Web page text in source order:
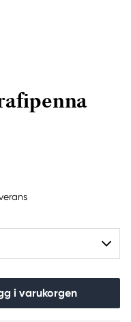
i varukorgen